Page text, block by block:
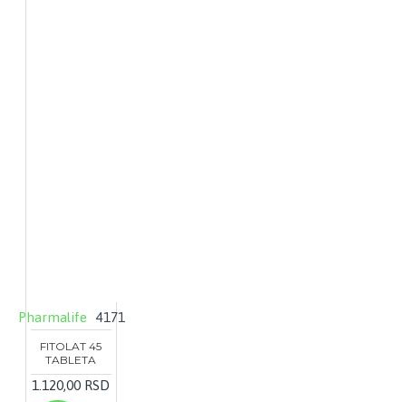
Pharmalife 4171
FITOLAT 45
TABLETA
1.120,00 RSD